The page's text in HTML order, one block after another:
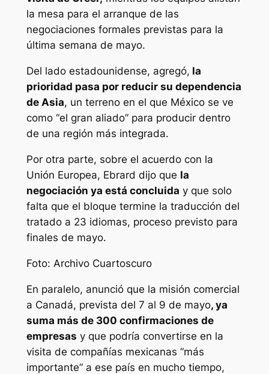
la mesa para el arranque de las
negociaciones formales previstas para la
última semana de mayo.
Del lado estadounidense, agregó, la
prioridad pasa por reducir su dependencia
de Asia, un terreno en el que México se ve
como “el gran aliado” para producir dentro
de una región más integrada.
Por otra parte, sobre el acuerdo con la
Unión Europea, Ebrard dijo que la
negociación ya está concluida y que solo
falta que el bloque termine la traducción del
tratado a 23 idiomas, proceso previsto para
finales de mayo.
Foto: Archivo Cuartoscuro
En paralelo, anunció que la misión comercial
a Canadá, prevista del 7 al 9 de mayo, ya
suma más de 300 confirmaciones de
empresas y que podría convertirse en la
visita de compañías mexicanas “más
importante” a ese país en mucho tiempo,